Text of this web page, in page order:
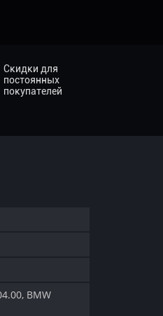
Скидки для
постоянных
покупателей
BMW